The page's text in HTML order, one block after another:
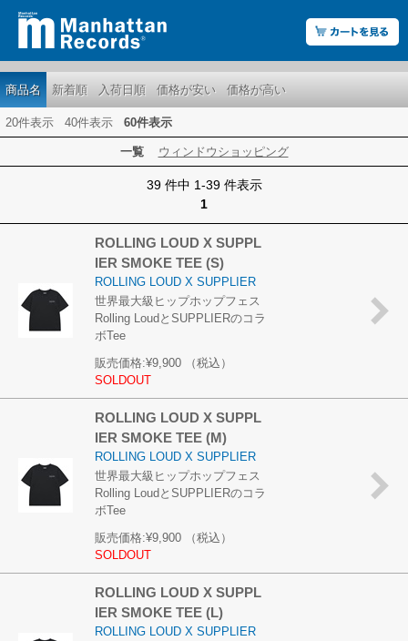
商品名 新着順 入荷日順 価格が安い 価格が高い
20件表示 40件表示 60件表示
一覧 ウィンドウショッピング
39 件中 1-39 件表示
1
ROLLING LOUD X SUPPL
IER SMOKE TEE (S)
ROLLING LOUD X SUPPLIER
世界最大級ヒップホップフェス
Rolling LoudとSUPPLIERのコラ
ボTee
販売価格:¥9,900
（税込）
SOLDOUT
ROLLING LOUD X SUPPL
IER SMOKE TEE (M)
ROLLING LOUD X SUPPLIER
世界最大級ヒップホップフェス
Rolling LoudとSUPPLIERのコラ
ボTee
販売価格:¥9,900
（税込）
SOLDOUT
ROLLING LOUD X SUPPL
IER SMOKE TEE (L)
ROLLING LOUD X SUPPLIER